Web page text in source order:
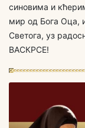
синовима и
мир од Бога Оца,
Светога, уз
ВАСКРСЕ!